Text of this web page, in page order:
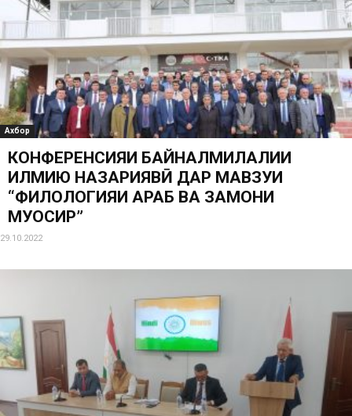
Ахбор
КОНФЕРЕНСИЯИ БАЙНАЛМИЛАЛИИ
ИЛМИЮ НАЗАРИЯВӢ ДАР МАВЗУИ
“ФИЛОЛОГИЯИ АРАБ ВА ЗАМОНИ
МУОСИР”
29.10.2022